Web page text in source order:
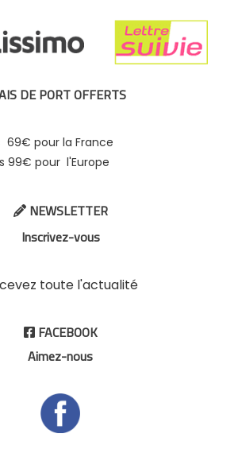
DE PORT OFFERTS
69€ pour la France
99€ pour l'Europe
NEWSLETTER
Inscrivez-vous
toute l'actualité
FACEBOOK
Aimez-nous